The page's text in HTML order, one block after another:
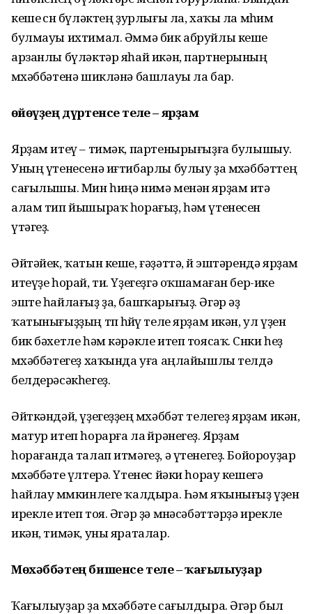
кеше өсөн бүләктең ҙурлығы ла, хаҡы ла мөһим
булмауы ихтимал. Әммә бик абруйлы кеше
арзанлы бүләктәр яһай икән, партнерының
мөхәббәтенә шикләнә башлауы ла бар.
Һөйөүҙең дүртенсе теле–ярҙам
Ярҙам итеү – тимәк, партенырығыҙға булышыу.
Уның үтенесенә иғтибарлы булыу ҙа мөхәббәттең
сағылышы. Мин һиңә нимә менән ярҙам итә
алам тип йышыраҡ һорағыҙ, һәм үтенесен
үтәгеҙ.
Әйтәйек, ҡатын кеше, ғәҙәттә, өй эштәрендә ярҙам
итеүҙе һорай, ти. Үҙегеҙгә оҡшамаған бер-ике
эште һайлағыҙ ҙа, башҡарығыҙ. Әгәр әҙ
ҡатынығыҙҙың төп һөйөү теле ярҙам икән, ул үҙен
бик бәхетле һәм кәрәкле итеп тоясаҡ. Сөнки һеҙ
мөхәббәтегеҙ хаҡында уға аңлайышлы телдә
белдерәсәкһегеҙ.
Әйткәндәй, үҙегеҙҙең мөхәббәт телегеҙ ярҙам икән,
матур итеп һорарға ла өйрәнегеҙ. Ярҙам
һорағанда талап итмәгеҙ, ә үтенегеҙ. Бойороуҙар
мөхәббәте үлтерә. Үтенес йәки һорау кешегә
һайлау мөмкинлеге ҡалдыра. Һәм яҡынығыҙ үҙен
ирекле итеп тоя. Әгәр ҙә мөнәсәбәттәрҙә ирекле
икән, тимәк, уны яраталар.
Мөхәббәтең бишенсе теле–ҡағылыуҙар
Ҡағылыуҙар ҙа мөхәббәте сағылдыра. Әгәр был